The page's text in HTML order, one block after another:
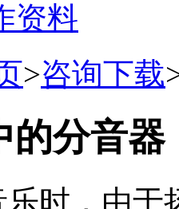
资料
>咨询下载
的分音器
，由于